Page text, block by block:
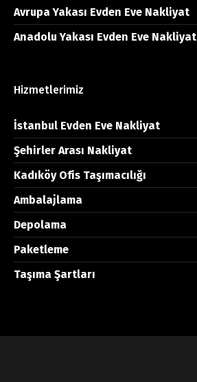
Avrupa Yakası Evden Eve Nakliyat
Anadolu Yakası Evden Eve Nakliyat
Hizmetlerimiz
İstanbul Evden Eve Nakliyat
Şehirler Arası Nakliyat
Kadıköy Ofis Taşımacılığı
Ambalajlama
Depolama
Paketleme
Taşıma Şartları